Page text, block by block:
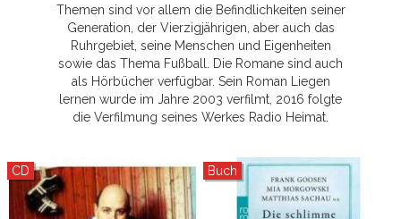
Themen sind vor allem die Befindlichkeiten seiner
Generation, der Vierzigjährigen, aber auch das
Ruhrgebiet, seine Menschen und Eigenheiten
sowie das Thema Fußball. Die Romane sind auch
als Hörbücher verfügbar. Sein Roman Liegen
lernen wurde im Jahre 2003 verfilmt, 2016 folgte
die Verfilmung seines Werkes Radio Heimat.
CD Buch